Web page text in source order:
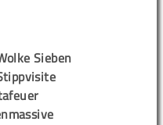
Sieben